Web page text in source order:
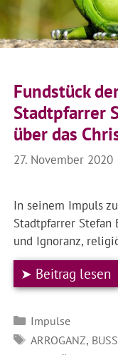
Fundstück
Stadtpfarrer
über das
27. November 2020
In seinem Impuls
Stadtpfarrer Stefan
und Ignoranz,
➤ Beitrag lesen
Kategorien
Impulse
SCHLAGWÖRTER
ARROGANZ, BUSS